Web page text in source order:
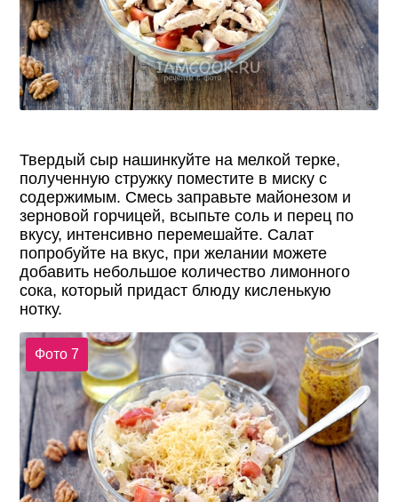
Твердый сыр нашинкуйте на мелкой терке,
полученную стружку поместите в миску с
содержимым. Смесь заправьте майонезом и
зерновой горчицей, всыпьте соль и перец по
вкусу, интенсивно перемешайте. Салат
попробуйте на вкус, при желании можете
добавить небольшое количество лимонного
сока, который придаст блюду кисленькую
нотку.
Фото 7